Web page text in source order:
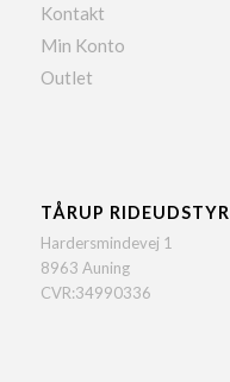
Kontakt
Min Konto
Outlet
TÅRUP RIDEUDSTYR
Hardersmindevej 1
8963 Auning
CVR:34990336